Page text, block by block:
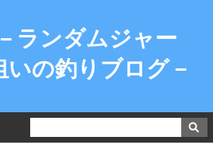
ランダムジャー
いの釣りブログ－